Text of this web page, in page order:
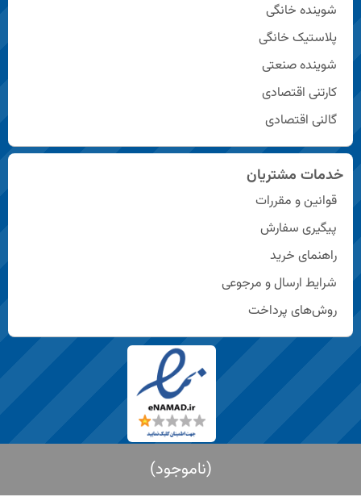
ناموجود
شوینده خانگی
پلاستیک خانگی
شوینده صنعتی
کارتنی اقتصادی
گالنی اقتصادی
خدمات مشتریان
قوانین و مقررات
پیگیری سفارش
راهنمای خرید
شرایط ارسال و مرجوعی
روش‌های پرداخت
© تمامی حقوق این سایت متعلق به شرکت زلال شیمی لیا است.